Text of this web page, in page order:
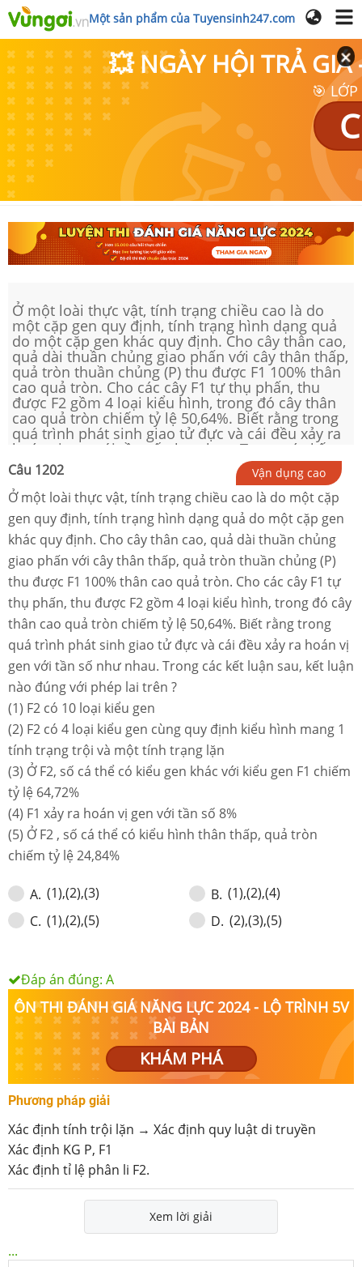
Một sản phẩm của Tuyensinh247.com
💥 NGÀY HỘI TRẢ GIÁ
🎯
Ở một loài thực vật, tính trạng chiều cao là do
một cặp gen quy định, tính trạng hình dạng quả
do một cặp gen khác quy định. Cho cây thân cao,
quả dài thuần chủng giao phấn với cây thân thấp,
quả tròn thuần chủng (P) thu được F1 100% thân
cao quả tròn. Cho các cây F1 tự thụ phấn, thu
được F2 gồm 4 loại kiểu hình, trong đó cây thân
cao quả tròn chiếm tỷ lệ 50,64%. Biết rằng trong
quá trình phát sinh giao tử đực và cái đều xảy ra
hoán vị gen với tần số như nhau. Trong các kết
luận sau, kết luận nào đúng với phép lai trên ? (1)
F2 có 10 loại kiểu gen (2) F2 có 4 loại kiểu gen
cùng quy định kiểu hình mang 1 tính trạng trội và
một tính trạng lặn (3) Ở F2, số cá thể có kiểu gen
khác với kiểu gen F1 chiếm tỷ lệ 64,72% (4) F1 xảy
ra hoán vị gen với tần số 8% (5) Ở F2 , số cá thể
có kiểu hình thân thấp, quả tròn chiếm tỷ lệ
24,84%
Câu 1202 Vận dụng cao
Ở một loài thực vật, tính trạng chiều cao là do một cặp
gen quy định, tính trạng hình dạng quả do một cặp gen
khác quy định. Cho cây thân cao, quả dài thuần chủng
giao phấn với cây thân thấp, quả tròn thuần chủng (P)
thu được F1 100% thân cao quả tròn. Cho các cây F1 tự
thụ phấn, thu được F2 gồm 4 loại kiểu hình, trong đó cây
thân cao quả tròn chiếm tỷ lệ 50,64%. Biết rằng trong
quá trình phát sinh giao tử đực và cái đều xảy ra hoán vị
gen với tần số như nhau. Trong các kết luận sau, kết luận
nào đúng với phép lai trên ?
(1) F2 có 10 loại kiểu gen
(2) F2 có 4 loại kiểu gen cùng quy định kiểu hình mang 1
tính trạng trội và một tính trạng lặn
(3) Ở F2, số cá thể có kiểu gen khác với kiểu gen F1 chiếm
tỷ lệ 64,72%
(4) F1 xảy ra hoán vị gen với tần số 8%
(5) Ở F2 , số cá thể có kiểu hình thân thấp, quả tròn
chiếm tỷ lệ 24,84%
A. (1),(2),(3) B. (1),(2),(4)
C. (1),(2),(5) D. (2),(3),(5)
Đáp án đúng: A
ÔN THI ĐÁNH GIÁ NĂNG LỰC 2024 - LỘ TRÌNH 5V
BÀI BẢN
KHÁM PHÁ
Phương pháp giải
Xác định tính trội lặn → Xác định quy luật di truyền
Xác định KG P, F1
Xác định tỉ lệ phân li F2.
Xem lời giải
...